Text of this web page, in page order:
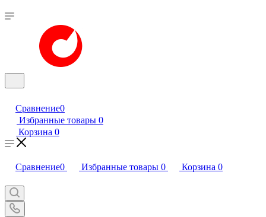
Сравнение0
Избранные товары 0
Корзина 0
Сравнение0 Избранные товары 0 Корзина 0